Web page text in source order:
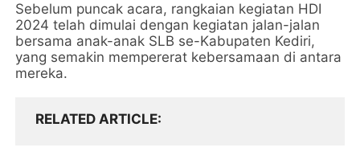
Sebelum puncak acara, rangkaian kegiatan HDI
2024 telah dimulai dengan kegiatan jalan-jalan
bersama anak-anak SLB se-Kabupaten Kediri,
yang semakin mempererat kebersamaan di antara
mereka.
RELATED ARTICLE